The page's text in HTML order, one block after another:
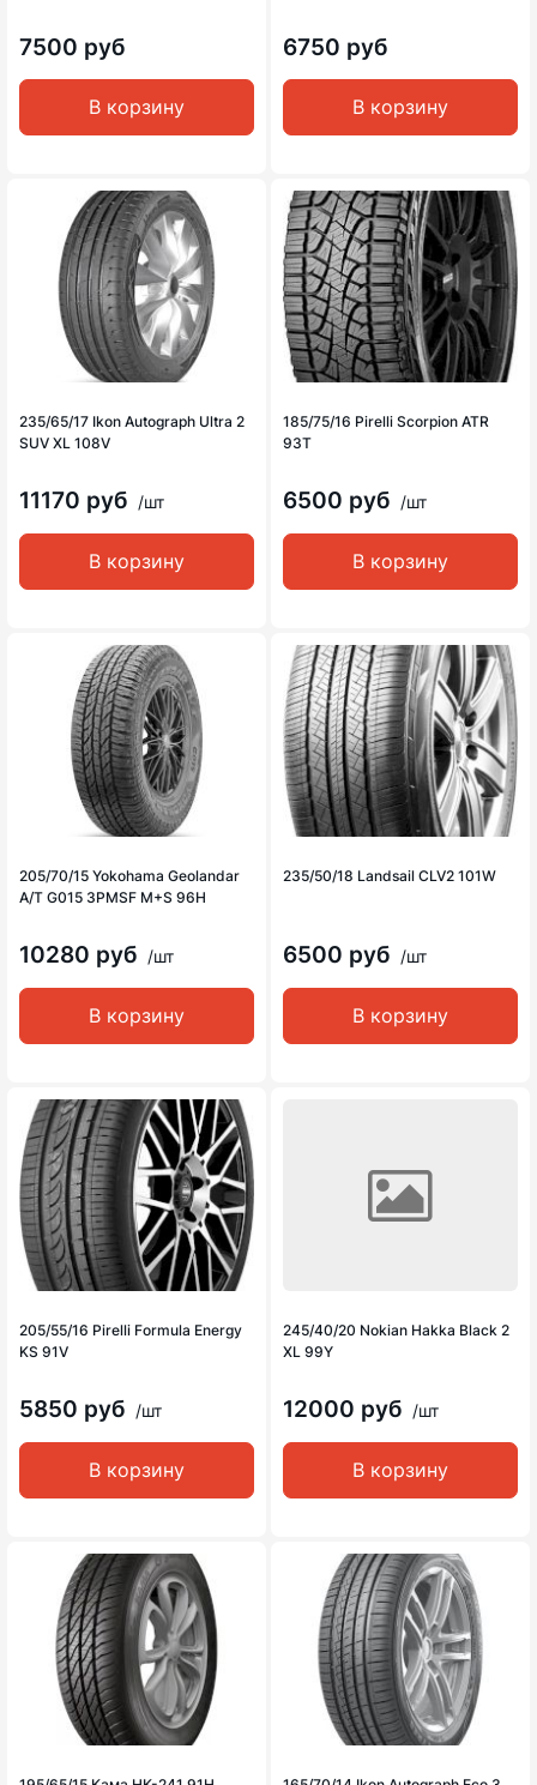
7500 руб
В корзину
6750 руб
В корзину
235/65/17 Ikon Autograph Ultra 2
SUV XL 108V
11170 руб /шт
В корзину
185/75/16 Pirelli Scorpion ATR
93T
6500 руб /шт
В корзину
205/70/15 Yokohama Geolandar
A/T G015 3PMSF M+S 96H
10280 руб /шт
В корзину
235/50/18 Landsail CLV2 101W
6500 руб /шт
В корзину
205/55/16 Pirelli Formula Energy
KS 91V
5850 руб /шт
В корзину
245/40/20 Nokian Hakka Black 2
XL 99Y
12000 руб /шт
В корзину